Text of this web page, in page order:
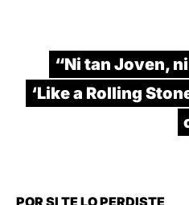
“Ni tan Joven,
‘Like a Rolling
POR SI TE LO PERDISTE